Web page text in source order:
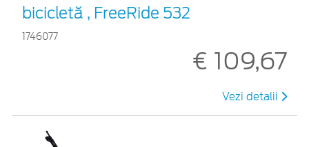
bicicletă , FreeRide 532
1746077
€ 109,67
Vezi detalii